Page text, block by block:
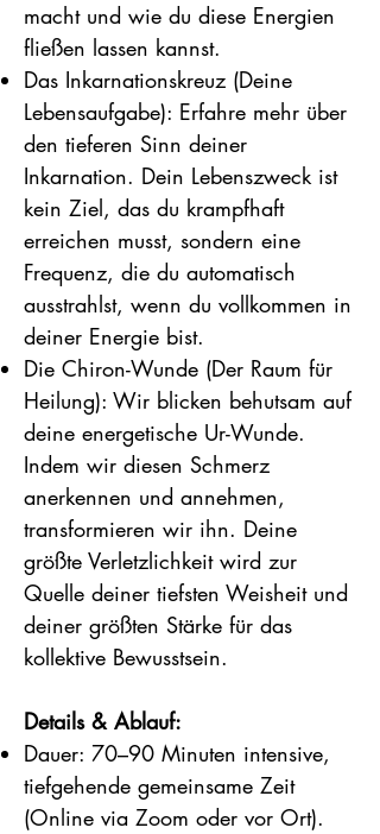
macht und wie du diese Energien
fließen lassen kannst.
Das Inkarnationskreuz (Deine
Lebensaufgabe): Erfahre mehr über
den tieferen Sinn deiner
Inkarnation. Dein Lebenszweck ist
kein Ziel, das du krampfhaft
erreichen musst, sondern eine
Frequenz, die du automatisch
ausstrahlst, wenn du vollkommen in
deiner Energie bist.
Die Chiron-Wunde (Der Raum für
Heilung): Wir blicken behutsam auf
deine energetische Ur-Wunde.
Indem wir diesen Schmerz
anerkennen und annehmen,
transformieren wir ihn. Deine
größte Verletzlichkeit wird zur
Quelle deiner tiefsten Weisheit und
deiner größten Stärke für das
kollektive Bewusstsein.
Details & Ablauf:
Dauer: 70–90 Minuten intensive,
tiefgehende gemeinsame Zeit
(Online via Zoom oder vor Ort).